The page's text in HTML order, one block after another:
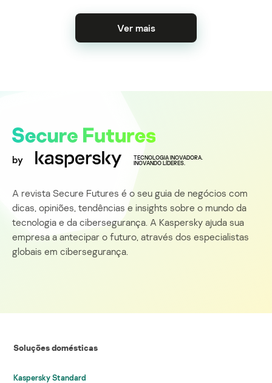
Ver mais
by
TECNOLOGIA INOVADORA.
INOVANDO LÍDERES.
A revista Secure Futures é o seu guia de negócios com
dicas, opiniões, tendências e insights sobre o mundo da
tecnologia e da cibersegurança. A Kaspersky ajuda sua
empresa a antecipar o futuro, através dos especialistas
globais em cibersegurança.
Soluções domésticas
Kaspersky Standard